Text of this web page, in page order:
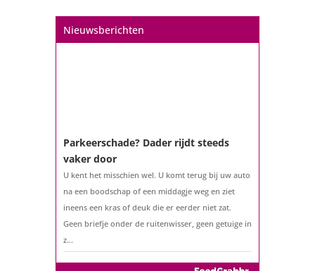
Nieuwsberichten
het eigenlijk met een hypotheek als u 57 jaar of
ouder bent?...
Parkeerschade? Dader rijdt steeds
vaker door
U kent het misschien wel. U komt terug bij uw auto
na een boodschap of een middagje weg en ziet
ineens een kras of deuk die er eerder niet zat.
Geen briefje onder de ruitenwisser, geen getuige in
z...